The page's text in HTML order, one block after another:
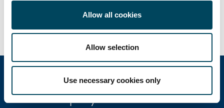
Allow all cookies
Allow selection
Use necessary cookies only
Catella Property